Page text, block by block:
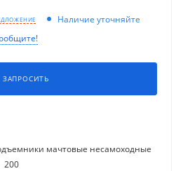
Наличие уточняйте
ЗАПРОСИТЬ
мачтовые несамоходные
200